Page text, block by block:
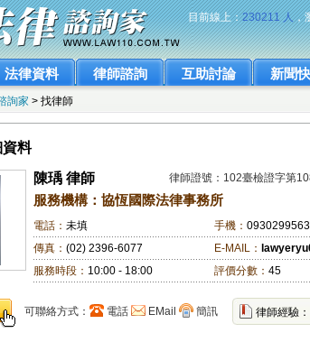
目前線上：230211 人，
法律資料 律師諮詢 互助討論 新聞
詢家 > 找律師
資料
陳瑀 律師
服務機構：協恆國際法律事務所
律師證號：102臺檢證字第
律師經驗：
電話：未填 手機：0930299563
傳真：(02) 2396-6077 E-MAIL：
服務時段： 10:00 - 18:00 評價分數：45
可聯絡方式： 電話 EMail 簡訊